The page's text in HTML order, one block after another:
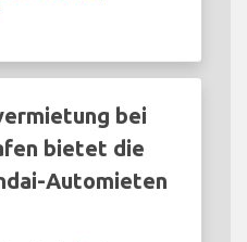
bei
bietet die
Automieten